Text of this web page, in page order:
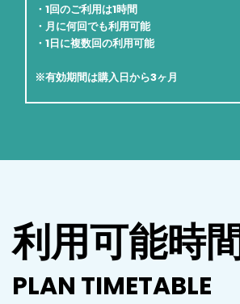
・1回のご利用は1時間
・月に何回でも利用可能
・1日に複数回の利用可能
※有効期間は購入日から3ヶ月
利用可能時間
PLAN TIMETABLE